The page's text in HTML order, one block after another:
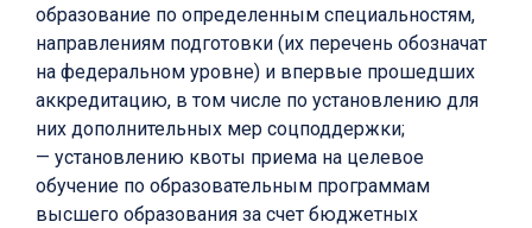
образование по определенным специальностям,
направлениям подготовки (их перечень обозначат
на федеральном уровне) и впервые прошедших
аккредитацию, в том числе по установлению для
них дополнительных мер соцподдержки;
— установлению квоты приема на целевое
обучение по образовательным программам
высшего образования за счет бюджетных